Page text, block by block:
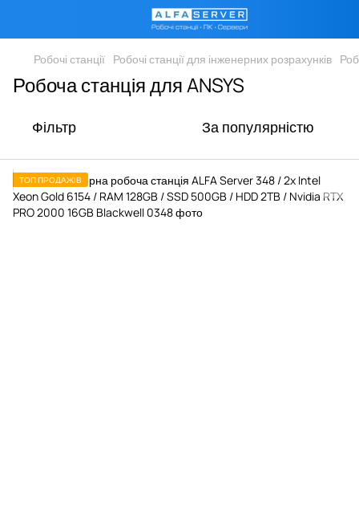
Робочі станції Робочі станції для інженерних розрахунків
Робоча станція для ANSYS
Фільтр За популярністю
ТОП ПРОДАЖІВ